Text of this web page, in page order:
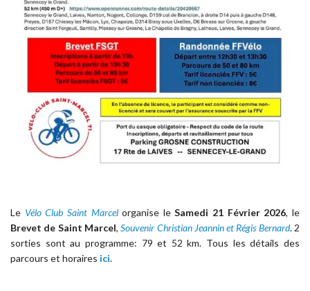
Le Vélo Club Saint Marcelorganise leSamedi 21 Février 2026, le
Brevet de Saint Marcel,Souvenir Christian Jeannin et Régis Bernard. 2
sorties sont au programme: 79 et 52 km. Tous les détails des
parcours et horaires ici.